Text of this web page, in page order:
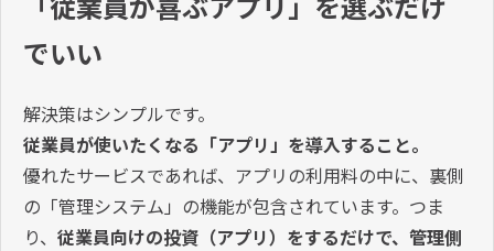
でいい
解決策はシンプルです。
従業員が使いたくなる「アプリ」を導入すること。
優れたサービスであれば、アプリの利用料の中に、裏側
の「管理システム」の機能が包含されています。つま
り、 従業員向けの投資（アプリ）をするだけで、管理側